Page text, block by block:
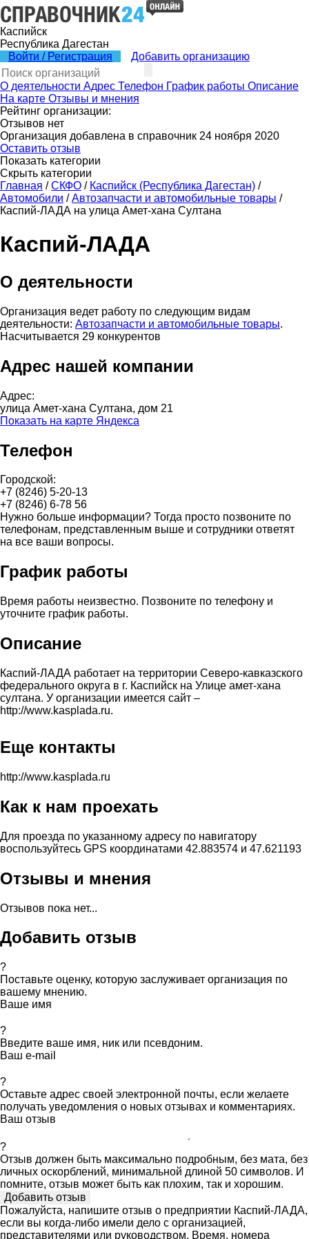
Каспийск
Республика Дагестан
Войти / Регистрация
Добавить организацию
О деятельности Адрес Телефон График работы Описание
На карте Отзывы и мнения
Рейтинг организации:
Отзывов нет
Организация добавлена в справочник 24 ноября 2020
Оставить отзыв
Показать категории
Скрыть категории
Главная / СКФО / Каспийск (Республика Дагестан) /
Автомобили / Автозапчасти и автомобильные товары /
Каспий-ЛАДА на улица Амет-хана Султана
Каспий-ЛАДА
О деятельности
Организация ведет работу по следующим видам
деятельности: Автозапчасти и автомобильные товары.
Насчитывается 29 конкурентов
Адрес нашей компании
Адрес:
улица Амет-хана Султана, дом 21
Показать на карте Яндекса
Телефон
Городской:
+7 (8246) 5-20-13
+7 (8246) 6-78 56
Нужно больше информации? Тогда просто позвоните по
телефонам, представленным выше и сотрудники ответят
на все ваши вопросы.
График работы
Время работы неизвестно. Позвоните по телефону и
уточните график работы.
Описание
Каспий-ЛАДА работает на территории Северо-кавказского
федерального округа в г. Каспийск на Улице амет-хана
султана. У организации имеется сайт –
http://www.kasplada.ru.
Еще контакты
http://www.kasplada.ru
Как к нам проехать
Для проезда по указанному адресу по навигатору
воспользуйтесь GPS координатами 42.883574 и 47.621193
Отзывы и мнения
Отзывов пока нет...
Добавить отзыв
?
Поставьте оценку, которую заслуживает организация по
вашему мнению.
Ваше имя
?
Введите ваше имя, ник или псевдоним.
Ваш e-mail
?
Оставьте адрес своей электронной почты, если желаете
получать уведомления о новых отзывах и комментариях.
Ваш отзыв
?
Отзыв должен быть максимально подробным, без мата, без
личных оскорблений, минимальной длиной 50 символов. И
помните, отзыв может быть как плохим, так и хорошим.
Пожалуйста, напишите отзыв о предприятии Каспий-ЛАДА,
если вы когда-либо имели дело с организацией,
представителями или руководством. Время, номера